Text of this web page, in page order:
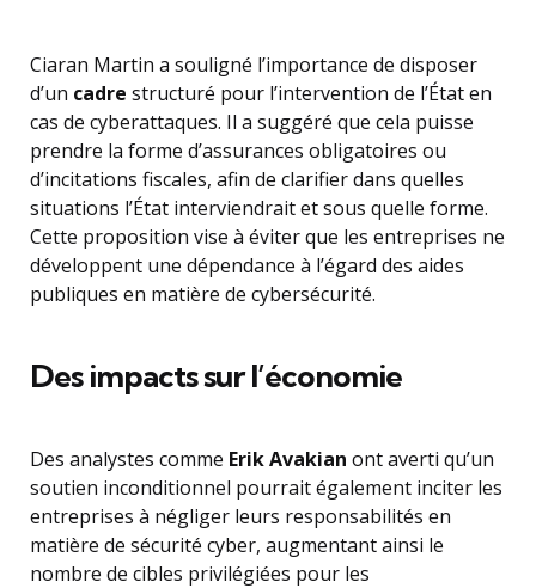
Ciaran Martin a souligné l’importance de disposer
d’un cadre structuré pour l’intervention de l’État en
cas de cyberattaques. Il a suggéré que cela puisse
prendre la forme d’assurances obligatoires ou
d’incitations fiscales, afin de clarifier dans quelles
situations l’État interviendrait et sous quelle forme.
Cette proposition vise à éviter que les entreprises ne
développent une dépendance à l’égard des aides
publiques en matière de cybersécurité.
Des impacts sur l’économie
Des analystes comme Erik Avakian ont averti qu’un
soutien inconditionnel pourrait également inciter les
entreprises à négliger leurs responsabilités en
matière de sécurité cyber, augmentant ainsi le
nombre de cibles privilégiées pour les